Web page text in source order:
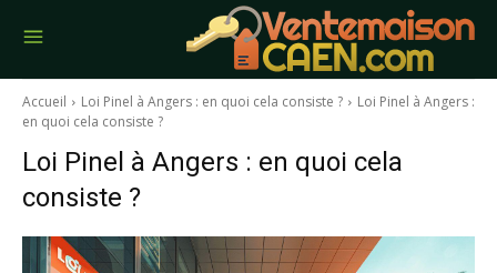
Accueil Loi Pinel à Angers : en quoi cela consiste ?
Loi Pinel à Angers :
en quoi cela consiste ?
Loi Pinel à Angers : en quoi cela
consiste ?